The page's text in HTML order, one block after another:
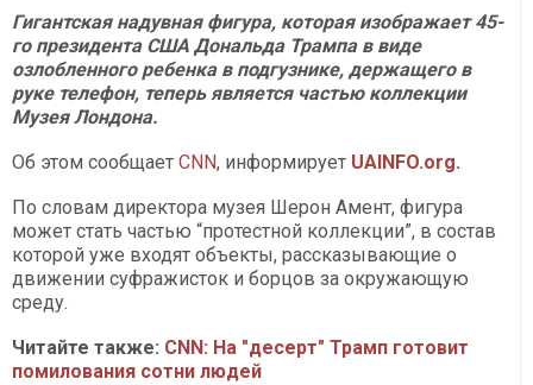
Гигантская надувная фигура, которая изображает 45-
го президента США Дональда Трампа в виде
озлобленного ребенка в подгузнике, держащего в
руке телефон, теперь является частью коллекции
Музея Лондона.
Об этом сообщает CNN, информирует UAINFO.org.
По словам директора музея Шерон Амент, фигура
может стать частью “протестной коллекции”, в состав
которой уже входят объекты, рассказывающие о
движении суфражисток и борцов за окружающую
среду.
Читайте также: CNN: На "десерт" Трамп готовит
помилования сотни людей